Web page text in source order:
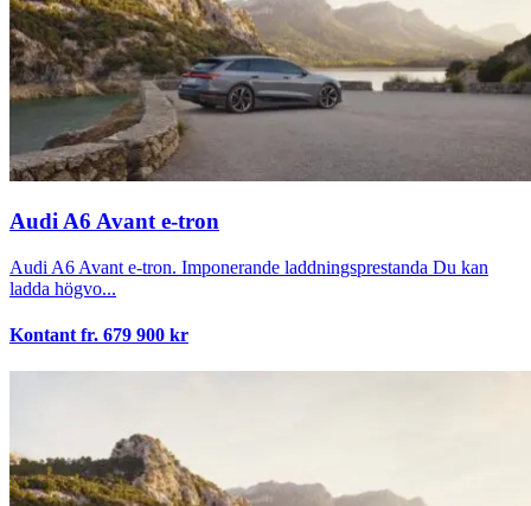
Audi A6 Avant e-tron
Audi A6 Avant e-tron. Imponerande laddningsprestanda Du kan
ladda högvo...
Kontant fr. 679 900 kr